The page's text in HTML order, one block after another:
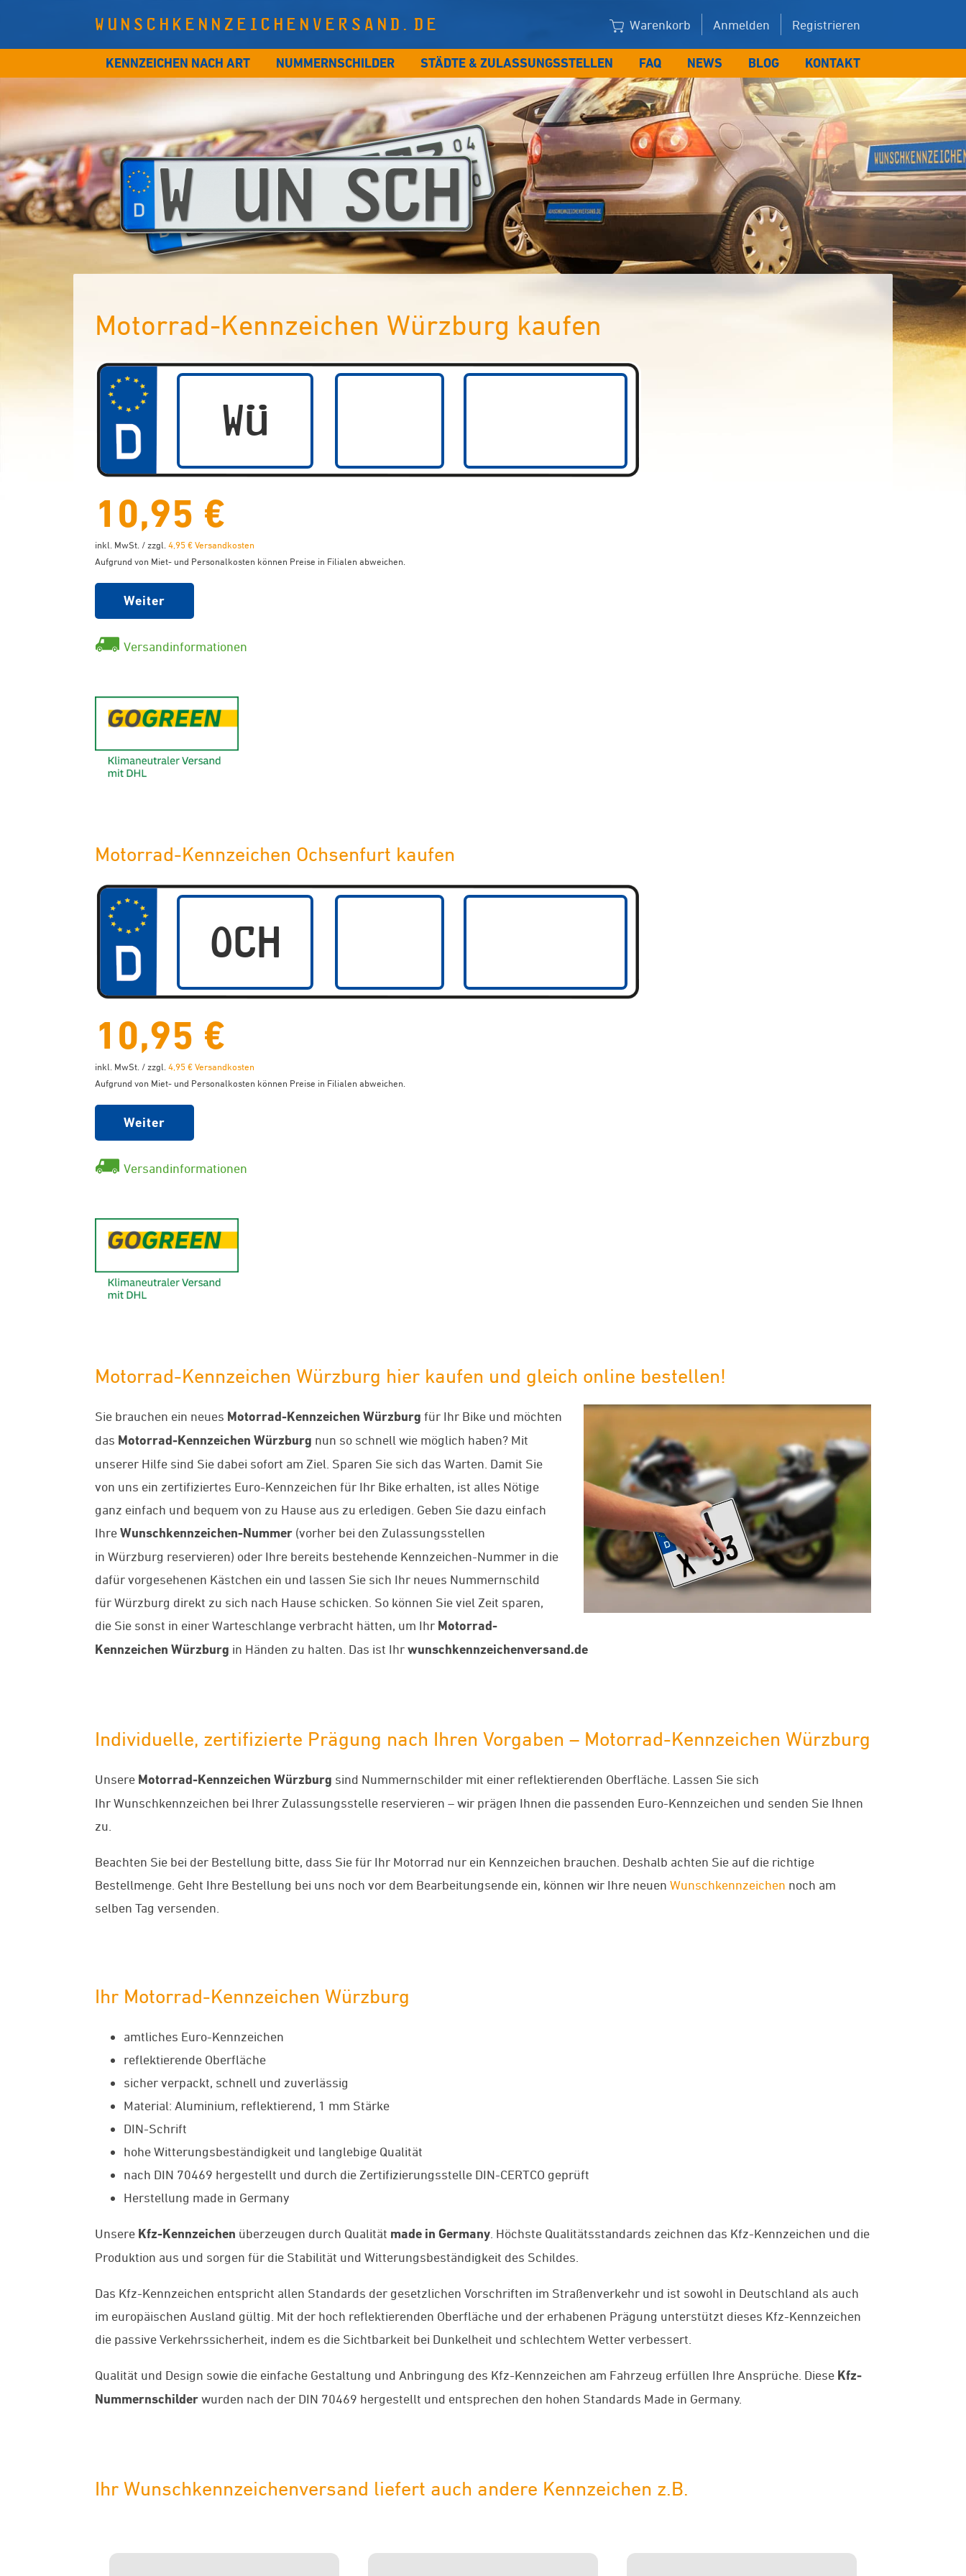
WUNSCHKENNZEICHENVERSAND.DE Warenkorb Anmelden Registrieren
KENNZEICHEN NACH ART NUMMERNSCHILDER STÄDTE & ZULASSUNGSSTELLEN FAQ NEWS BLOG KONTAKT
Motorrad-Kennzeichen Würzburg kaufen
10,95 €
inkl. MwSt. / zzgl. 4,95 € Versandkosten
Aufgrund von Miet- und Personalkosten können Preise in Filialen abweichen.
Weiter
Versandinformationen
Motorrad-Kennzeichen Ochsenfurt kaufen
10,95 €
inkl. MwSt. / zzgl. 4,95 € Versandkosten
Aufgrund von Miet- und Personalkosten können Preise in Filialen abweichen.
Weiter
Versandinformationen
Motorrad-Kennzeichen Würzburg hier kaufen und gleich online bestellen!
Sie brauchen ein neues Motorrad-Kennzeichen Würzburg für Ihr Bike und möchten
das Motorrad-Kennzeichen Würzburg nun so schnell wie möglich haben? Mit
unserer Hilfe sind Sie dabei sofort am Ziel. Sparen Sie sich das Warten. Damit Sie
von uns ein zertifiziertes Euro-Kennzeichen für Ihr Bike erhalten, ist alles Nötige
ganz einfach und bequem von zu Hause aus zu erledigen. Geben Sie dazu einfach
Ihre Wunschkennzeichen-Nummer (vorher bei den Zulassungsstellen
in Würzburg reservieren) oder Ihre bereits bestehende Kennzeichen-Nummer in die
dafür vorgesehenen Kästchen ein und lassen Sie sich Ihr neues Nummernschild
für Würzburg direkt zu sich nach Hause schicken. So können Sie viel Zeit sparen,
die Sie sonst in einer Warteschlange verbracht hätten, um Ihr Motorrad-
Kennzeichen Würzburg in Händen zu halten. Das ist Ihr wunschkennzeichenversand.de
Individuelle, zertifizierte Prägung nach Ihren Vorgaben – Motorrad-Kennzeichen Würzburg
Unsere Motorrad-Kennzeichen Würzburg sind Nummernschilder mit einer reflektierenden Oberfläche. Lassen Sie sich
Ihr Wunschkennzeichen bei Ihrer Zulassungsstelle reservieren – wir prägen Ihnen die passenden Euro-Kennzeichen und senden Sie Ihnen
zu.
Beachten Sie bei der Bestellung bitte, dass Sie für Ihr Motorrad nur ein Kennzeichen brauchen. Deshalb achten Sie auf die richtige
Bestellmenge. Geht Ihre Bestellung bei uns noch vor dem Bearbeitungsende ein, können wir Ihre neuen Wunschkennzeichen noch am
selben Tag versenden.
Ihr Motorrad-Kennzeichen Würzburg
amtliches Euro-Kennzeichen
reflektierende Oberfläche
sicher verpackt, schnell und zuverlässig
Material: Aluminium, reflektierend, 1 mm Stärke
DIN-Schrift
hohe Witterungsbeständigkeit und langlebige Qualität
nach DIN 70469 hergestellt und durch die Zertifizierungsstelle DIN-CERTCO geprüft
Herstellung made in Germany
Unsere Kfz-Kennzeichen überzeugen durch Qualität made in Germany . Höchste Qualitätsstandards zeichnen das Kfz-Kennzeichen und die
Produktion aus und sorgen für die Stabilität und Witterungsbeständigkeit des Schildes.
Das Kfz-Kennzeichen entspricht allen Standards der gesetzlichen Vorschriften im Straßenverkehr und ist sowohl in Deutschland als auch
im europäischen Ausland gültig. Mit der hoch reflektierenden Oberfläche und der erhabenen Prägung unterstützt dieses Kfz-Kennzeichen
die passive Verkehrssicherheit, indem es die Sichtbarkeit bei Dunkelheit und schlechtem Wetter verbessert.
Qualität und Design sowie die einfache Gestaltung und Anbringung des Kfz-Kennzeichen am Fahrzeug erfüllen Ihre Ansprüche. Diese Kfz-
Nummernschilder wurden nach der DIN 70469 hergestellt und entsprechen den hohen Standards Made in Germany.
Ihr Wunschkennzeichenversand liefert auch andere Kennzeichen z.B.